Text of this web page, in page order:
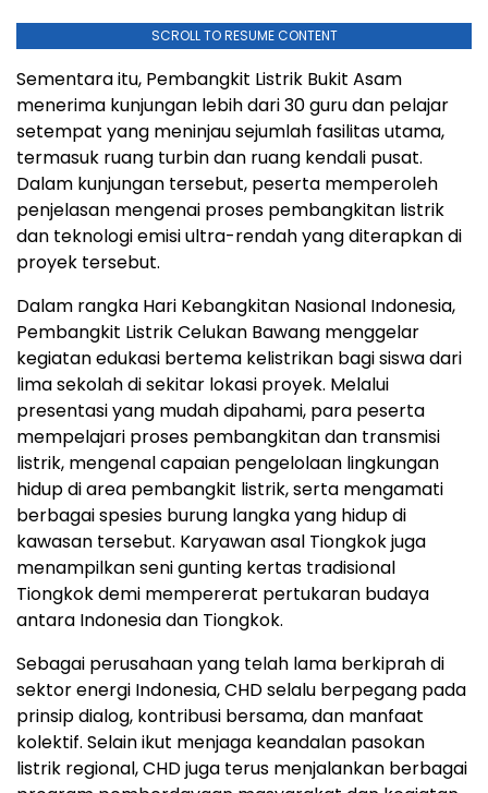
SCROLL TO RESUME CONTENT
Sementara itu, Pembangkit Listrik Bukit Asam
menerima kunjungan lebih dari 30 guru dan pelajar
setempat yang meninjau sejumlah fasilitas utama,
termasuk ruang turbin dan ruang kendali pusat.
Dalam kunjungan tersebut, peserta memperoleh
penjelasan mengenai proses pembangkitan listrik
dan teknologi emisi ultra-rendah yang diterapkan di
proyek tersebut.
Dalam rangka Hari Kebangkitan Nasional Indonesia,
Pembangkit Listrik Celukan Bawang menggelar
kegiatan edukasi bertema kelistrikan bagi siswa dari
lima sekolah di sekitar lokasi proyek. Melalui
presentasi yang mudah dipahami, para peserta
mempelajari proses pembangkitan dan transmisi
listrik, mengenal capaian pengelolaan lingkungan
hidup di area pembangkit listrik, serta mengamati
berbagai spesies burung langka yang hidup di
kawasan tersebut. Karyawan asal Tiongkok juga
menampilkan seni gunting kertas tradisional
Tiongkok demi mempererat pertukaran budaya
antara Indonesia dan Tiongkok.
Sebagai perusahaan yang telah lama berkiprah di
sektor energi Indonesia, CHD selalu berpegang pada
prinsip dialog, kontribusi bersama, dan manfaat
kolektif. Selain ikut menjaga keandalan pasokan
listrik regional, CHD juga terus menjalankan berbagai